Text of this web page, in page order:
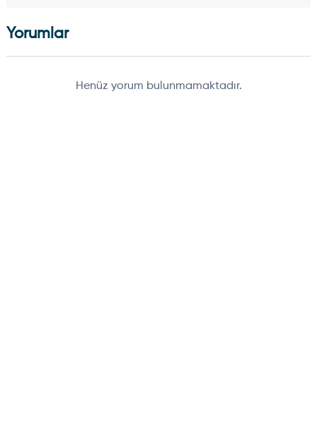
Yorumlar
Henüz yorum bulunmamaktadır.